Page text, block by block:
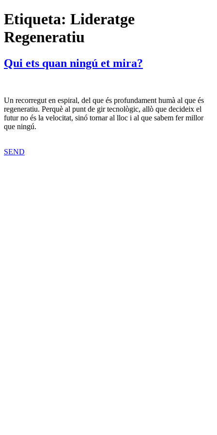
Etiqueta: Lideratge
Regeneratiu
Qui ets quan ningú et mira?
Un recorregut en espiral, del que és profundament humà al que és
regeneratiu. Perquè al punt de gir tecnològic, allò que decideix el
futur no és la velocitat, sinó tornar al lloc i al que sabem fer millor
que ningú.
SEND